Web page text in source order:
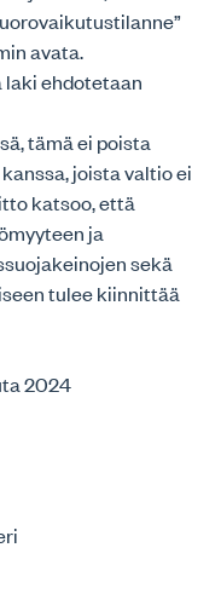
avata.
ehdotetaan
tämä ei poista
joista valtio ei
katsoo, että
ja
sekä
tulee kiinnittää
2024